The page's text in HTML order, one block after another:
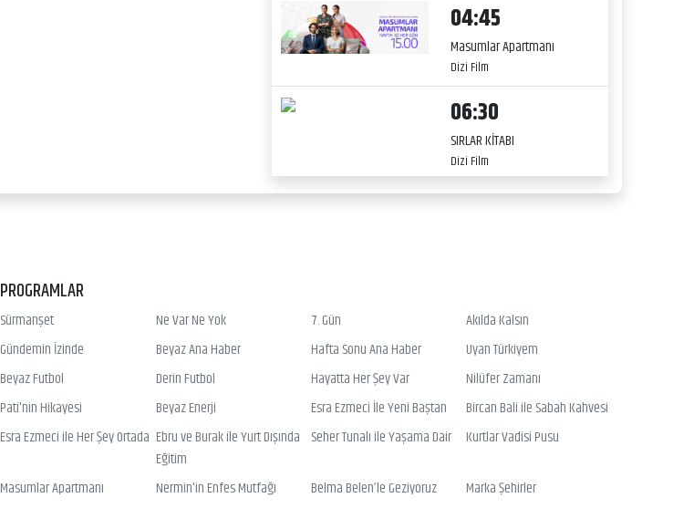
04:45
Masumlar Apartmanı
Dizi Film
06:30
SIRLAR KİTABI
Dizi Film
PROGRAMLAR
Sürmanşet Ne Var Ne Yok 7. Gün
Akılda Kalsın
Gündemin İzinde
Beyaz Ana Haber Hafta Sonu Ana Haber
Uyan Türkiyem
Beyaz Futbol
Derin Futbol Hayatta Her Şey Var
Nilüfer Zamanı
Pati'nin Hikayesi
Beyaz Enerji Esra Ezmeci İle Yeni Baştan
Bircan Bali ile Sabah Kahvesi
Esra Ezmeci ile Her Şey Ortada Ebru ve Burak ile Yurt Dışında
Eğitim
Seher Tunalı ile Yaşama Dair Kurtlar Vadisi Pusu
Masumlar Apartmanı Nermin'in Enfes Mutfağı Belma Belen’le Geziyoruz
Marka Şehirler